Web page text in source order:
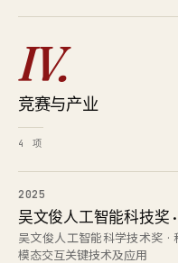
IV.
竞赛与产业
4 项
2025
吴文俊人工智能科技奖
吴文俊人工智能科学技术奖
模态交互关键技术及应用